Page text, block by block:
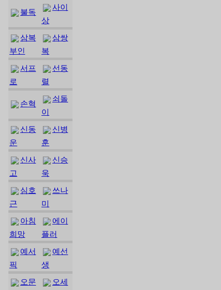
불독
사이
상
삼복
부인
삼쌍
복
서프
로
선동
렬
손혁
쇠돌
이
신동
운
신병
훈
신사
고
신승
욱
심호
근
쓰나
미
아침
희망
에이
플러
예서
픽
예선
생
오문
오세